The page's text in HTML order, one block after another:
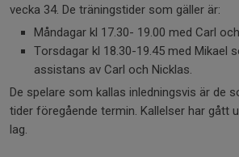
vecka 34. De träningstider som gäller är:
Måndagar kl 17.30- 19.00 med Carl
Torsdagar kl 18.30-19.45 med Mikael
assistans av Carl och Nicklas.
De spelare som kallas inledningsvis är de
tider föregående termin. Kallelser har gått
lag.